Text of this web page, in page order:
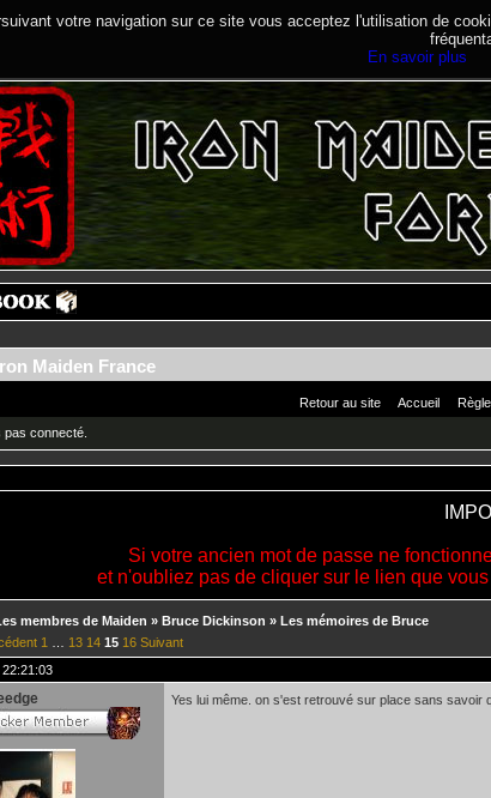
votre navigation sur ce site vous acceptez l'utilisation de
En savoir plus
Maiden France
Retour au site Accueil
pas connecté.
Si votre ancien mot de passe ne
et n'oubliez pas de cliquer sur le lien que
membres de Maiden » Bruce Dickinson » Les mémoires de Bruce
1 13 14 15 16 Suivant
Yes lui même. on s'est retrouvé sur place sans savoir